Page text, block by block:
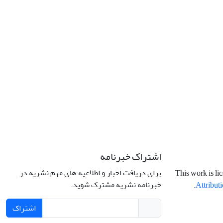
This work is
.
اشتراک خبرنامه
برای دریافت اخبار و اطلاعیه های مهم نشریه در
خبرنامه نشریه مشترک شوید.
اشتراک